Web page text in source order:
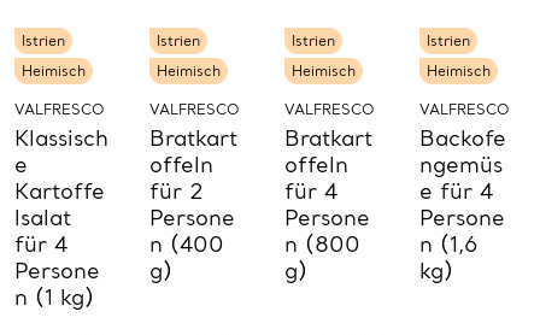
Heimisch
Istrien
VALFRESCO
Klassisch
e
Kartoffe
lsalat
für 4
Persone
n (1 kg)
Heimisch
Istrien
VALFRESCO
Bratkart
offeln
für 2
Persone
n (400
g)
Heimisch
Istrien
VALFRESCO
Bratkart
offeln
für 4
Persone
n (800
g)
Heimisch
Istrien
VALFRESCO
Backofe
ngemüs
e für 4
Persone
n (1,6
kg)